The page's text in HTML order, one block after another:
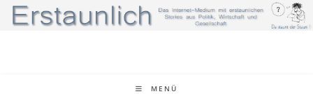
Zum
Inhalt
MENÜ